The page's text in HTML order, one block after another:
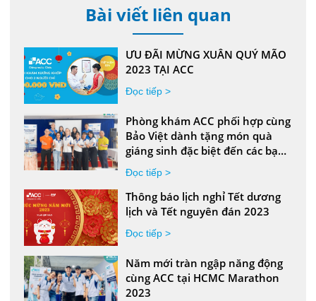
Bài viết liên quan
ƯU ĐÃI MỪNG XUÂN QUÝ MÃO
2023 TẠI ACC
Đọc tiếp >
Phòng khám ACC phối hợp cùng
Bảo Việt dành tặng món quà
giáng sinh đặc biệt đến các bạn
nhỏ
Đọc tiếp >
Thông báo lịch nghỉ Tết dương
lịch và Tết nguyên đán 2023
Đọc tiếp >
Năm mới tràn ngập năng động
cùng ACC tại HCMC Marathon
2023